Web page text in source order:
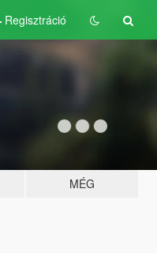
Regisztráció
MÉG